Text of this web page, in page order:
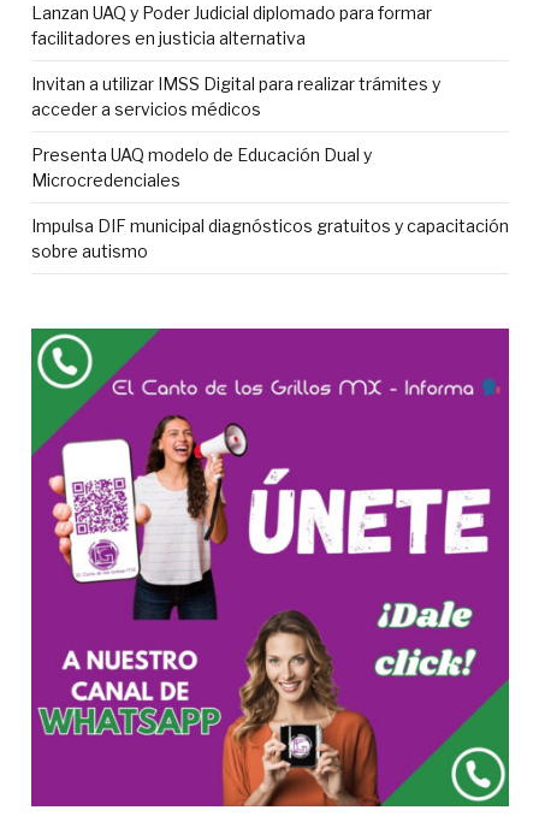
Lanzan UAQ y Poder Judicial diplomado para formar
facilitadores en justicia alternativa
Invitan a utilizar IMSS Digital para realizar trámites y
acceder a servicios médicos
Presenta UAQ modelo de Educación Dual y
Microcredenciales
Impulsa DIF municipal diagnósticos gratuitos y capacitación
sobre autismo